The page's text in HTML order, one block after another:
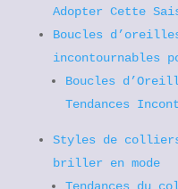
Adopter Cette
Boucles
incontournables
Boucles
Tendances
Styles de colliers
briller en mode